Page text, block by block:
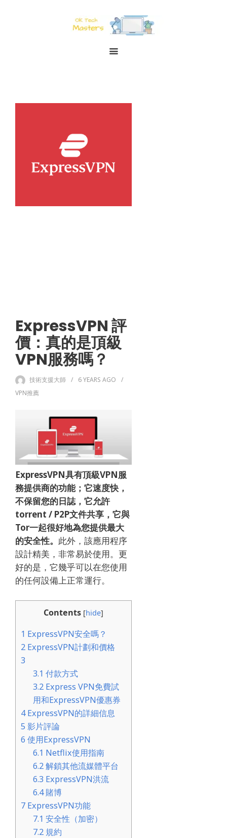
ExpressVPN 評
價：真的是頂級
VPN服務嗎？
技術支援大師 6 YEARS AGO
VPN推薦
ExpressVPN具有頂級VPN服
務提供商的功能； 它速度快，
不保留您的日誌，它允許
torrent / P2P文件共享，它與
Tor一起很好地為您提供最大
的安全性。 此外，該應用程序
設計精美，非常易於使用。 更
好的是，它幾乎可以在您使用
的任何設備上正常運行。
Contents [hide]
1 ExpressVPN安全嗎？
2 ExpressVPN計劃和價格
3
3.1 付款方式
3.2 Express VPN免費試
用和ExpressVPN優惠券
4ExpressVPN的詳細信息
5 影片評論
6 使用ExpressVPN
6.1 Netflix使用指南
6.2解鎖其他流媒體平台
6.3 ExpressVPN洪流
6.4賭博
7 ExpressVPN功能
7.1 安全性（加密）
7.2 規約